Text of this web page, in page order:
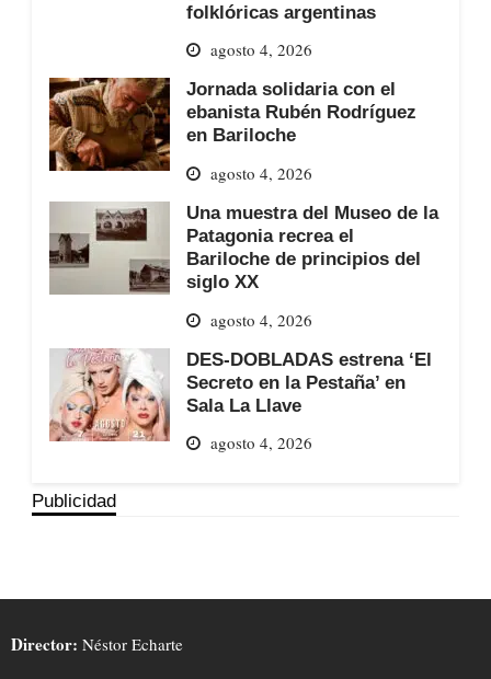
folklóricas argentinas
agosto 4, 2026
Jornada solidaria con el
ebanista Rubén Rodríguez
en Bariloche
agosto 4, 2026
Una muestra del Museo de la
Patagonia recrea el
Bariloche de principios del
siglo XX
agosto 4, 2026
DES-DOBLADAS estrena ‘El
Secreto en la Pestaña’ en
Sala La Llave
agosto 4, 2026
Publicidad
Director: Néstor Echarte